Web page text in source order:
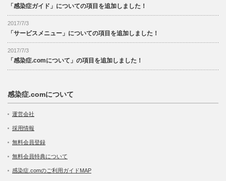
「感染症ガイド」についての項目を追加しました！
2017/7/3
「サービスメニュー」についての項目を追加しました！
2017/7/3
「感染症.comについて」の項目を追加しました！
感染症.comについて
運営会社
採用情報
無料会員登録
無料会員特典について
感染症.comのご利用ガイドMAP